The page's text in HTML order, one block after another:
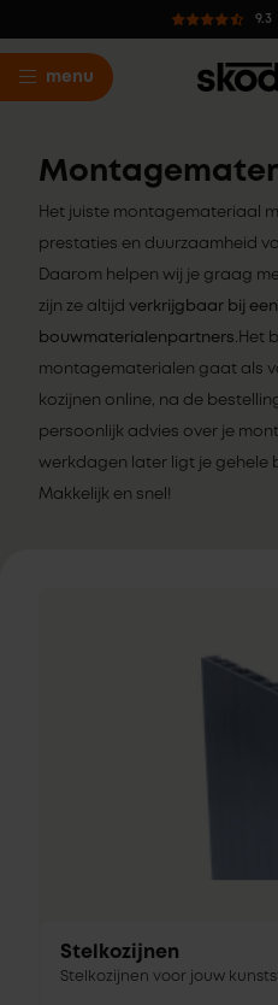
9.3
menu
Het juiste montagemateriaal
prestaties en duurzaamheid
Daarom helpen wij je graag
zijn ze altijd verkrijgbaar bij
bouwmaterialenpartners.Het
montagematerialen gaat als
kozijnen online, na de
persoonlijk advies over je
werkdagen later ligt je gehele
Makkelijk en snel!
Stelkozijnen
Stelkozijnen voor jouw